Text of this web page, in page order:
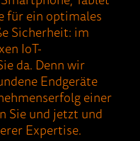
für ein optimales
Sicherheit: im
IoT-
da. Denn wir
Endgeräte
einer
Sie und jetzt und
Expertise.